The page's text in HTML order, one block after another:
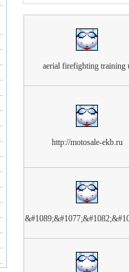
aerial firefighting training
http://motosale-ekb.ru